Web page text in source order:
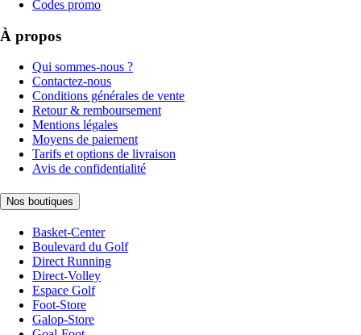
Codes promo
À propos
Qui sommes-nous ?
Contactez-nous
Conditions générales de vente
Retour & remboursement
Mentions légales
Moyens de paiement
Tarifs et options de livraison
Avis de confidentialité
Nos boutiques
Basket-Center
Boulevard du Golf
Direct Running
Direct-Volley
Espace Golf
Foot-Store
Galop-Store